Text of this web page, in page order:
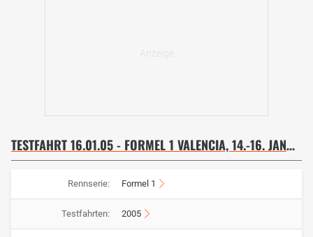
TESTFAHRT 16.01.05 - FORMEL 1 VALENCIA, 14.-16. JANUAR
Rennserie: Formel 1
Testfahrten: 2005